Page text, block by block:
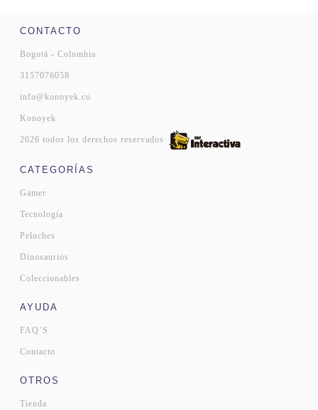
CONTACTO
Bogotá - Colombia
3157076058
info@konoyek.co
Konoyek
2026 todos los derechos reservados
CATEGORÍAS
Gamer
Tecnología
Peluches
Dinosaurios
Coleccionables
AYUDA
FAQ’S
Contacto
OTROS
Tienda